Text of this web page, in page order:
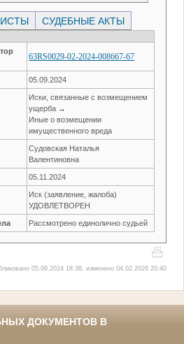
СУДЕБНЫЕ АКТЫ
63RS0029-02-2024-008667-67
05.09.2024
Иски, связанные с возмещением
ущерба →
Иные о возмещении
имущественного вреда
Судовская Наталья
Валентиновна
05.11.2024
Иск (заявление, жалоба)
УДОВЛЕТВОРЕН
Рассмотрено единолично судьей
05.09.2024 18:38, изменено 04.02.2026 20:40
ДОКУМЕНТОВ В